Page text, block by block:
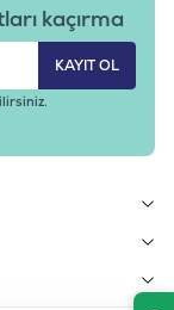
kaçırma
KAYIT OL